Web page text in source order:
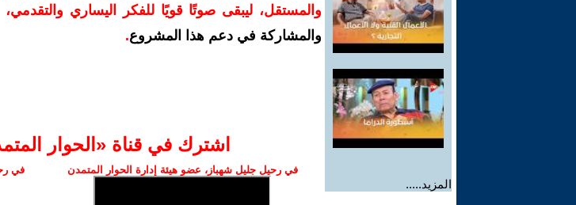
المزيد.....
والمستقل، ليبقى صوتًا قويًا للفكر اليساري والتقدمي،
والمشاركة في دعم هذا المشروع.
اشترك في قناة ‫«الحوار
في رحيل جليل شهباز، عضو هيئة إدارة الحوار المتمدن في